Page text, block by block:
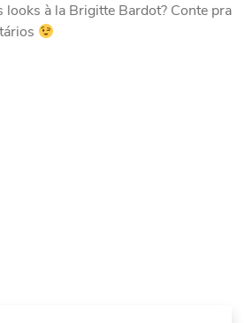
looks à la Brigitte Bardot? Conte pra